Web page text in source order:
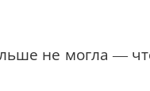
не могла —